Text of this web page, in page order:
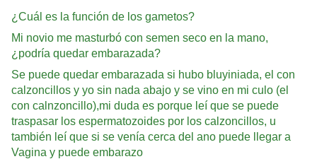
¿Cuál es la función de los gametos?
Mi novio me masturbó con semen seco en la mano,
¿podría quedar embarazada?
Se puede quedar embarazada si hubo bluyiniada, el con
calzoncillos y yo sin nada abajo y se vino en mi culo (el
con calnzoncillo),mi duda es porque leí que se puede
traspasar los espermatozoides por los calzoncillos, u
también leí que si se venía cerca del ano puede llegar a
Vagina y puede embarazo